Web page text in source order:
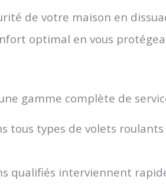
de votre maison en
optimal en vous
gamme complète de
tous types de volets
qualifiés interviennent